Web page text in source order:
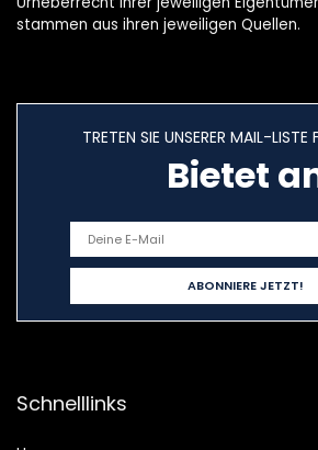
stammen aus ihren jeweiligen Quellen.
TRETEN SIE UNSERER MAIL-LISTE
Bietet
Schnelllinks